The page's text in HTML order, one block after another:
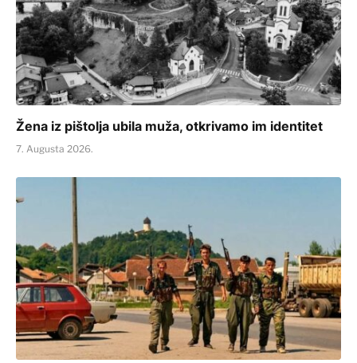
Žena iz pištolja ubila muža, otkrivamo im identitet
7. Augusta 2026.